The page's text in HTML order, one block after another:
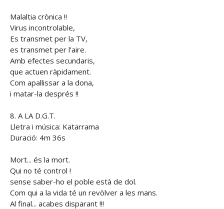
Malaltia crònica !!
Virus incontrolable,
Es transmet per la TV,
es transmet per l’aire.
Amb efectes secundaris,
que actuen ràpidament.
Com apallissar a la dona,
i matar-la després !!
8. A LA D.G.T.
Lletra i música: Katarrama
Duració: 4m 36s
Mort... és la mort.
Qui no té control !
sense saber-ho el poble està de dol.
Com qui a la vida té un revòlver a les mans.
Al final... acabes disparant !!!